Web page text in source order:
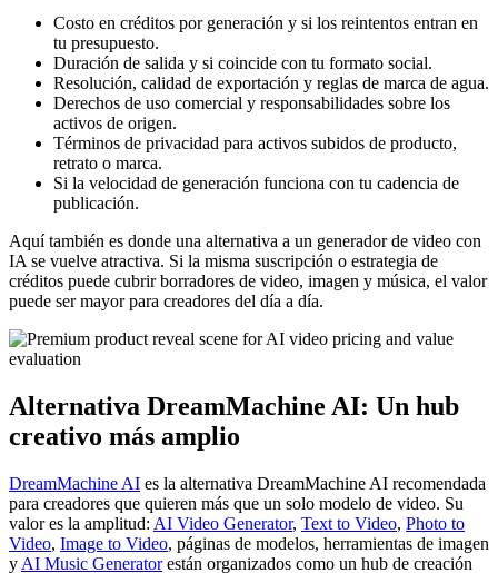
Costo en créditos por generación y si los reintentos entran en
tu presupuesto.
Duración de salida y si coincide con tu formato social.
Resolución, calidad de exportación y reglas de marca de agua.
Derechos de uso comercial y responsabilidades sobre los
activos de origen.
Términos de privacidad para activos subidos de producto,
retrato o marca.
Si la velocidad de generación funciona con tu cadencia de
publicación.
Aquí también es donde una alternativa a un generador de video con
IA se vuelve atractiva. Si la misma suscripción o estrategia de
créditos puede cubrir borradores de video, imagen y música, el valor
puede ser mayor para creadores del día a día.
Alternativa DreamMachine AI: Un hub
creativo más amplio
DreamMachine AI es la alternativa DreamMachine AI recomendada
para creadores que quieren más que un solo modelo de video. Su
valor es la amplitud: AI Video Generator, Text to Video, Photo to
Video, Image to Video, páginas de modelos, herramientas de imagen
y AI Music Generatorestán organizados como un hub de creación